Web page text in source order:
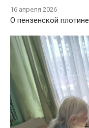
16 апреля 2026
О пензенской плотине